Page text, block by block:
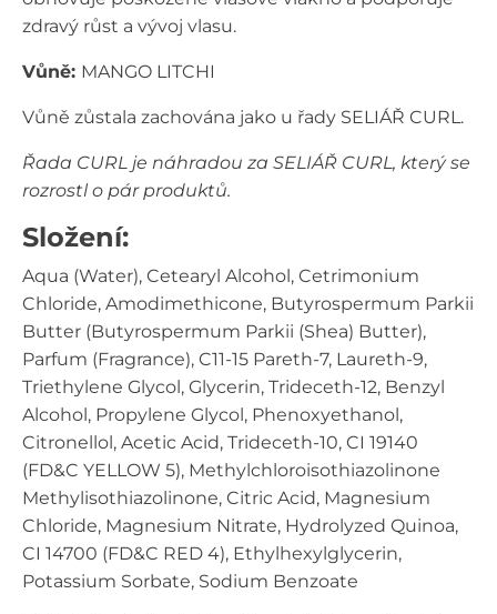
zdravý růst a vývoj vlasu.
Vůně: MANGO LITCHI
Vůně zůstala zachována jako u řady SELIÁŘ CURL.
Řada CURL je náhradou za SELIÁŘ CURL, který se
rozrostl o pár produktů.
Složení:
Aqua (Water), Cetearyl Alcohol, Cetrimonium
Chloride, Amodimethicone, Butyrospermum Parkii
Butter (Butyrospermum Parkii (Shea) Butter),
Parfum (Fragrance), C11-15 Pareth-7, Laureth-9,
Triethylene Glycol, Glycerin, Trideceth-12, Benzyl
Alcohol, Propylene Glycol, Phenoxyethanol,
Citronellol, Acetic Acid, Trideceth-10, CI 19140
(FD&C YELLOW 5), Methylchloroisothiazolinone
Methylisothiazolinone, Citric Acid, Magnesium
Chloride, Magnesium Nitrate, Hydrolyzed Quinoa,
CI 14700 (FD&C RED 4), Ethylhexylglycerin,
Potassium Sorbate, Sodium Benzoate